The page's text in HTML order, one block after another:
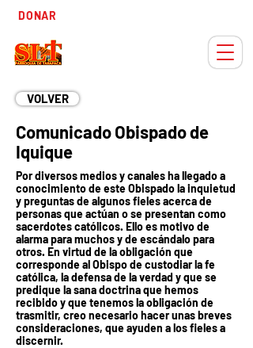
DONAR
VOLVER
Comunicado Obispado de
Iquique
Por diversos medios y canales ha llegado a
conocimiento de este Obispado la inquietud
y preguntas de algunos fieles acerca de
personas que actúan o se presentan como
sacerdotes católicos. Ello es motivo de
alarma para muchos y de escándalo para
otros. En virtud de la obligación que
corresponde al Obispo de custodiar la fe
católica, la defensa de la verdad y que se
predique la sana doctrina que hemos
recibido y que tenemos la obligación de
trasmitir, creo necesario hacer unas breves
consideraciones, que ayuden a los fieles a
discernir.